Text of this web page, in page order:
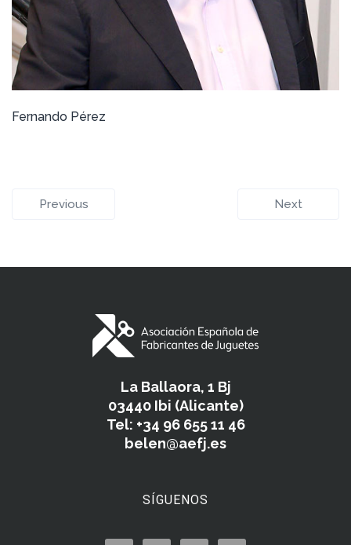
Fernando Pérez
Previous Next
La Ballaora, 1 Bj
03440 Ibi (Alicante)
Tel: +34 96 655 11 46
belen@aefj.es
SÍGUENOS